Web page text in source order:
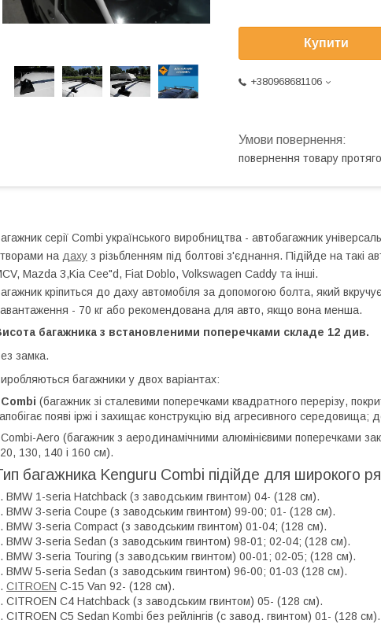
Купити
+380968681106
повернення товару
серії Combi українського виробництва - автобагажник
на даху з різьбленням під болтові з'єднання. Підійде на такі
Mazda 3,Kia Cee"d, Fiat Doblo, Volkswagen Caddy та інші.
кріпиться до даху автомобіля за допомогою болта, який
- 70 кг або рекомендована для авто, якщо вона менша.
багажника з встановленими поперечками складе 12 див.
замка.
багажники у двох варіантах:
Combi (багажник зі сталевими поперечками квадратного перерізу,
появі іржі і захищає конструкцію від агресивного
Combi-Aero (багажник з аеродинамічними алюмінієвими поперечками
130, 140 і 160 см).
багажника Kenguru Combi підійде для широкого
BMW 1-seria Hatchback (з заводським гвинтом) 04- (128 см).
BMW 3-seria Coupe (з заводським гвинтом) 99-00; 01- (128 см).
BMW 3-seria Compact (з заводським гвинтом) 01-04; (128 см).
BMW 3-seria Sedan (з заводським гвинтом) 98-01; 02-04; (128 см).
BMW 3-seria Touring (з заводським гвинтом) 00-01; 02-05; (128 см).
BMW 5-seria Sedan (з заводським гвинтом) 96-00; 01-03 (128 см).
СITROEN C-15 Van 92- (128 см).
СITROEN C4 Hatchback (з заводським гвинтом) 05- (128 см).
СITROEN C5 Sedan Kombi без рейлінгів (с завод. гвинтом) 01- (128 см).